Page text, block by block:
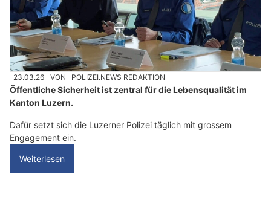
23.03.26 VON POLIZEI.NEWS REDAKTION
Öffentliche Sicherheit ist zentral für die Lebensqualität im
Kanton Luzern.
Dafür setzt sich die Luzerner Polizei täglich mit grossem
Engagement ein.
Weiterlesen